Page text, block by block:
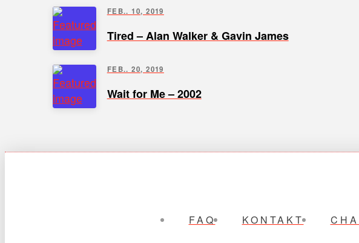
FEB.. 10, 2019
Tired – Alan Walker & Gavin James
FEB.. 20, 2019
Wait for Me – 2002
FAQ KONTAKT